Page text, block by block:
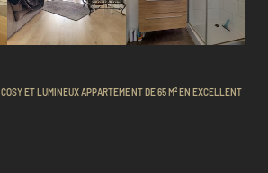
COSY ET LUMINEUX APPARTEMENT DE 65 M² EN EXCELLENT